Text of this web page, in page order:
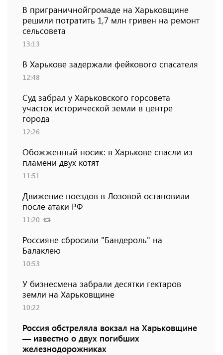
В приграничнойгромаде на Харьковщине
решили потратить 1,7 млн ​​гривен на ремонт
сельсовета
13:13
В Харькове задержали фейкового спасателя
12:48
Суд забрал у Харьковского горсовета
участок исторической земли в центре
города
12:26
Обожженный носик: в Харькове спасли из
пламени двух котят
11:51
Движение поездов в Лозовой остановили
после атаки РФ
11:20
Россияне сбросили "Бандероль" на
Балаклею
10:53
У бизнесмена забрали десятки гектаров
земли на Харьковщине
10:22
Россия обстреляла вокзал на Харьковщине
— известно о двух погибших
железнодорожниках